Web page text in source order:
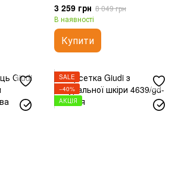
3 259 грн 8 049 грн
В наявності
Купити
SALE
−40%
АКЦІЯ